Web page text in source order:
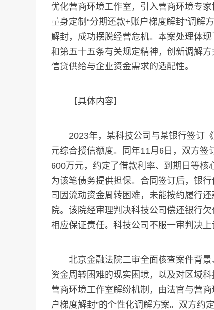
优化营商环境工作室，引入营商环境专家
量身定制“分期还款+账户梯度解封”调解
解封，成功摆脱经营危机。本案处理体
和第五十五条有关规定精神，创新调解
信贷供给与企业资金需求的适配性。
【具体内容】
2023年，某科技公司与某银行签订《
元综合授信额度。同年11月6日，双方
600万元，约定了借款利率、到期日等核
为该笔债务提供担保。合同签订后，银
司因流动资金周转困难，未能按约履行
院。该院经审理判决科技公司偿还银行
相应保证责任。科技公司不服一审判决上
北京金融法院二审全面核查案件背景
资金周转困难的现实困境，以及对区域
营商环境工作室解纷机制，由法官与营
户梯度解封”的个性化调解方案。双方约